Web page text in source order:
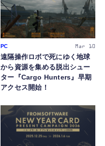
PC Mar 10
遠隔操作ロボで死にゆく地球
から資源を集める脱出シュー
ター『Cargo Hunters』早期
アクセス開始！